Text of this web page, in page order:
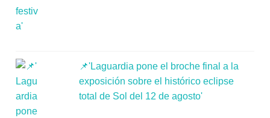
📌'Laguardia pone el broche final a la
exposición sobre el histórico eclipse
total de Sol del 12 de agosto'